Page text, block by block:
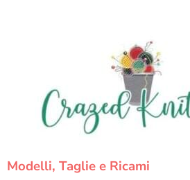
Modelli, Taglie e Ricami